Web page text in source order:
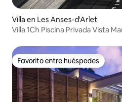
Villa en Les Anses-d'Arlet
Villa 1Ch Piscina Privada Vista
Favorito entre huéspedes
Favorito entre huéspedes